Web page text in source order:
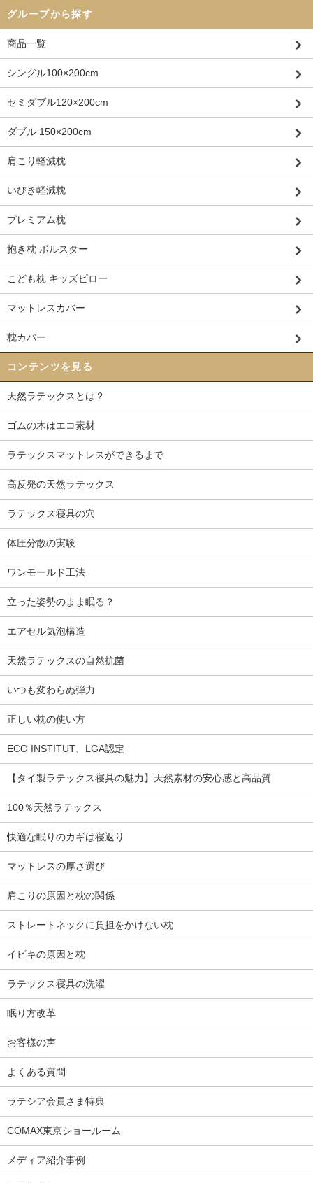
グループから探す
商品一覧
シングル100×200cm
セミダブル120×200cm
ダブル 150×200cm
肩こり軽減枕
いびき軽減枕
プレミアム枕
抱き枕 ボルスター
こども枕 キッズピロー
マットレスカバー
枕カバー
コンテンツを見る
天然ラテックスとは？
ゴムの木はエコ素材
ラテックスマットレスができるまで
高反発の天然ラテックス
ラテックス寝具の穴
体圧分散の実験
ワンモールド工法
立った姿勢のまま眠る？
エアセル気泡構造
天然ラテックスの自然抗菌
いつも変わらぬ弾力
正しい枕の使い方
ECO INSTITUT、LGA認定
【タイ製ラテックス寝具の魅力】天然素材の安心感と高品質
100％天然ラテックス
快適な眠りのカギは寝返り
マットレスの厚さ選び
肩こりの原因と枕の関係
ストレートネックに負担をかけない枕
イビキの原因と枕
ラテックス寝具の洗濯
眠り方改革
お客様の声
よくある質問
ラテシア会員さま特典
COMAX東京ショールーム
メディア紹介事例